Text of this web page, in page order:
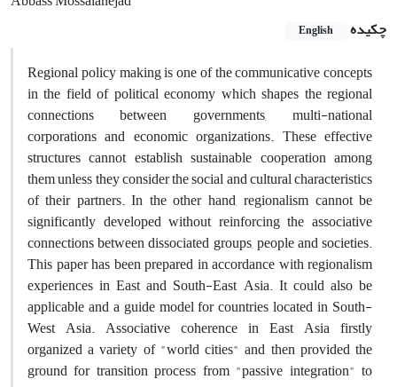
چکیده
English
Regional policy making is one of the communicative concepts
in the field of political economy which shapes the regional
connections between governments, multi-national
corporations and economic organizations. These effective
structures cannot establish sustainable cooperation among
them unless they consider the social and cultural characteristics
of their partners. In the other hand, regionalism cannot be
significantly developed without reinforcing the associative
connections between dissociated groups, people and societies.
This paper has been prepared in accordance with regionalism
experiences in East and South-East Asia. It could also be
applicable and a guide model for countries located in South-
West Asia. Associative coherence in East Asia firstly
organized a variety of "world cities" and then provided the
ground for transition process from "passive integration" to